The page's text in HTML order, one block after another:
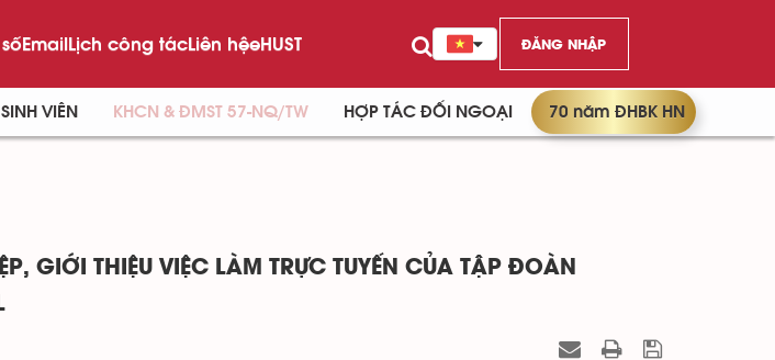
EmailLịch công tácLiên hệeHUST ĐĂNG NHẬP
SINH VIÊN KHCN & ĐMST 57-NQ/TW HỢP TÁC ĐỐI NGOẠI 70 năm ĐHBK HN
GIỚI THIỆU VIỆC LÀM TRỰC TUYẾN CỦA TẬP ĐOÀN